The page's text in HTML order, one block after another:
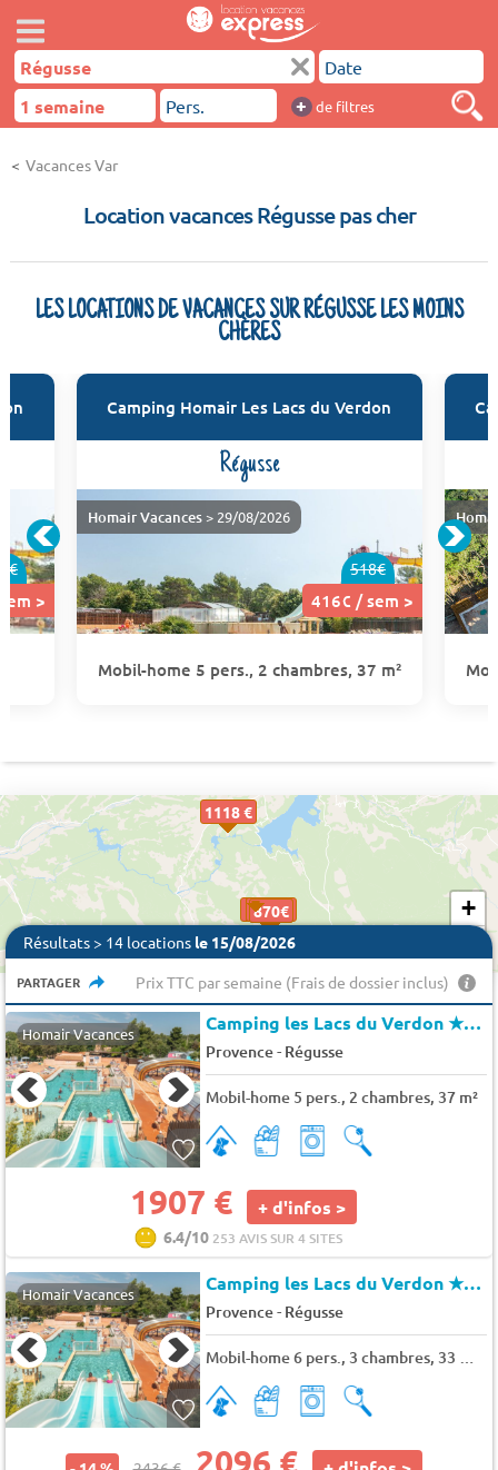
+ de filtres
Vacances Var
Location vacances Régusse pas cher
LES LOCATIONS DE VACANCES SUR RÉGUSSE LES MOINS
CHÈRES
>
Camping Homair Les Lacs du Verdon
Régusse
518€
416€ / sem >
Homair Vacances> 29/08/2026
Mobil-home 5 pers., 2 chambres, 37 m²
1907 €
1118 €
416€
416€
416€
416€
870€
416€
416€
416€
416€
870€
416€
+
Résultats > 14 locations le 15/08/2026
PARTAGER Prix TTC par semaine (Frais de dossier inclus)
Homair Vacances Camping les Lacs du Verdon★★★★
Provence- Régusse
Mobil-home 5 pers., 2 chambres, 37 m²
1907 € + d'infos >
6.4/10 253 AVIS SUR 4 SITES
Homair Vacances Camping les Lacs du Verdon★★★★
Provence- Régusse
Mobil-home 6 pers., 3 chambres, 33 m² - 35 m²
2096 €